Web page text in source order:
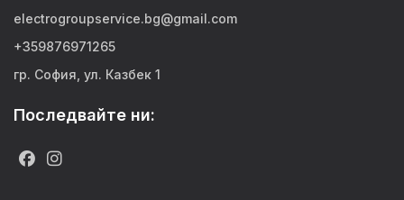
electrogroupservice.bg@gmail.com
+359876971265
гр. София, ул. Казбек 1
Последвайте ни: